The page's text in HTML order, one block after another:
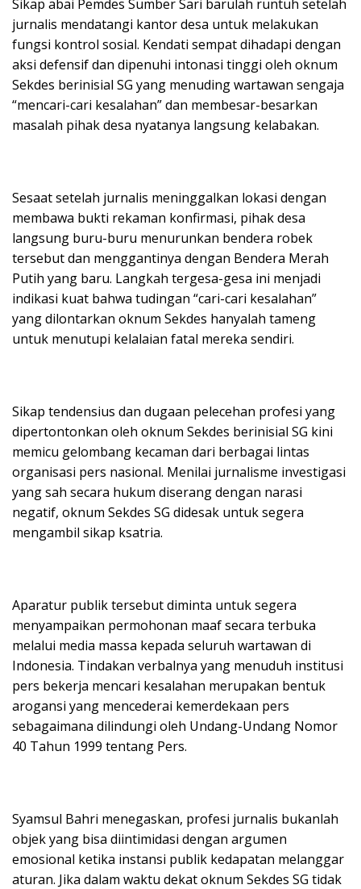
​Sikap abai Pemdes Sumber Sari barulah runtuh setelah
jurnalis mendatangi kantor desa untuk melakukan
fungsi kontrol sosial. Kendati sempat dihadapi dengan
aksi defensif dan dipenuhi intonasi tinggi oleh oknum
Sekdes berinisial SG yang menuding wartawan sengaja
“mencari-cari kesalahan” dan membesar-besarkan
masalah pihak desa nyatanya langsung kelabakan.
​Sesaat setelah jurnalis meninggalkan lokasi dengan
membawa bukti rekaman konfirmasi, pihak desa
langsung buru-buru menurunkan bendera robek
tersebut dan menggantinya dengan Bendera Merah
Putih yang baru. Langkah tergesa-gesa ini menjadi
indikasi kuat bahwa tudingan “cari-cari kesalahan”
yang dilontarkan oknum Sekdes hanyalah tameng
untuk menutupi kelalaian fatal mereka sendiri.
​Sikap tendensius dan dugaan pelecehan profesi yang
dipertontonkan oleh oknum Sekdes berinisial SG kini
memicu gelombang kecaman dari berbagai lintas
organisasi pers nasional. Menilai jurnalisme investigasi
yang sah secara hukum diserang dengan narasi
negatif, oknum Sekdes SG didesak untuk segera
mengambil sikap ksatria.
​Aparatur publik tersebut diminta untuk segera
menyampaikan permohonan maaf secara terbuka
melalui media massa kepada seluruh wartawan di
Indonesia. Tindakan verbalnya yang menuduh institusi
pers bekerja mencari kesalahan merupakan bentuk
arogansi yang mencederai kemerdekaan pers
sebagaimana dilindungi oleh Undang-Undang Nomor
40 Tahun 1999 tentang Pers.
​Syamsul Bahri menegaskan, profesi jurnalis bukanlah
objek yang bisa diintimidasi dengan argumen
emosional ketika instansi publik kedapatan melanggar
aturan. Jika dalam waktu dekat oknum Sekdes SG tidak